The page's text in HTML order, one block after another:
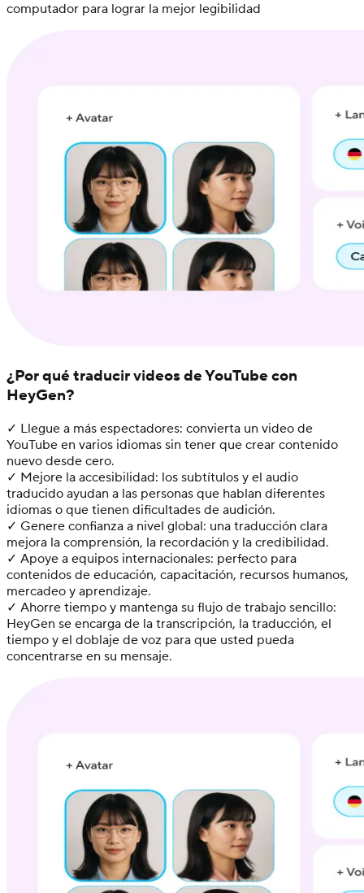
computador para lograr la mejor legibilidad
¿Por qué traducir videos de YouTube con
HeyGen?
✓ Llegue a más espectadores: convierta un video de
YouTube en varios idiomas sin tener que crear contenido
nuevo desde cero.
✓ Mejore la accesibilidad: los subtítulos y el audio
traducido ayudan a las personas que hablan diferentes
idiomas o que tienen dificultades de audición.
✓ Genere confianza a nivel global: una traducción clara
mejora la comprensión, la recordación y la credibilidad.
✓ Apoye a equipos internacionales: perfecto para
contenidos de educación, capacitación, recursos humanos,
mercadeo y aprendizaje.
✓ Ahorre tiempo y mantenga su flujo de trabajo sencillo:
HeyGen se encarga de la transcripción, la traducción, el
tiempo y el doblaje de voz para que usted pueda
concentrarse en su mensaje.